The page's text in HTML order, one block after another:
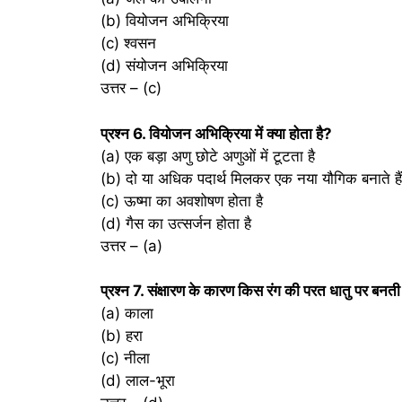
(b) वियोजन अभिक्रिया
(c) श्वसन
(d) संयोजन अभिक्रिया
उत्तर – (c)
प्रश्‍न 6. वियोजन अभिक्रिया में क्या होता है?
(a) एक बड़ा अणु छोटे अणुओं में टूटता है
(b) दो या अधिक पदार्थ मिलकर एक नया यौगिक बनाते हैं
(c) ऊष्मा का अवशोषण होता है
(d) गैस का उत्सर्जन होता है
उत्तर – (a)
प्रश्‍न 7. संक्षारण के कारण किस रंग की परत धातु पर
(a) काला
(b) हरा
(c) नीला
(d) लाल-भूरा